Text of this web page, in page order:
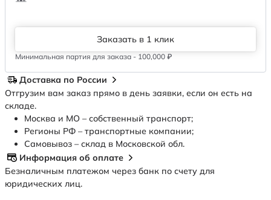
Заказать в 1 клик
Минимальная партия для заказа - 100,000 ₽
Доставка по России
Отгрузим вам заказ прямо в день заявки, если он есть на
складе.
Москва и МО – собственный транспорт;
Регионы РФ – транспортные компании;
Самовывоз – склад в Московской обл.
Информация об оплате
Безналичным платежом через банк по счету для
юридических лиц.